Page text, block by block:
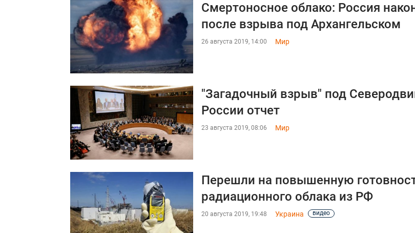
Смертоносное облако: Россия
после взрыва под Архангельском
26 августа 2019, 14:00 Мир
"Загадочный взрыв" под
России отчет
23 августа 2019, 08:06 Мир
Перешли на повышенную
радиационного облака из РФ
20 августа 2019, 19:48 Украина видео